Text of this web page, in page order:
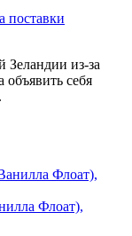
поставки
Зеландии из-за
себя
Флоат),